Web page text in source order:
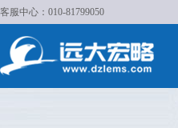
客服中心：010-81799050